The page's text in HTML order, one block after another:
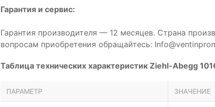
Гарантия и сервис:
Гарантия производителя — 12 месяцев. Страна
вопросам приобретения обращайтесь:
Таблица технических характеристик Ziehl-Abegg
ПАРАМЕТР ЗНАЧЕНИЕ